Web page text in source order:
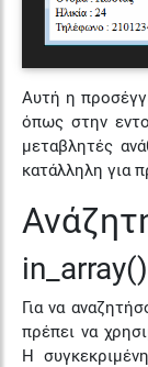
Αυτή η
όπως στην
μεταβλητές
κατάλληλη για
in_array()
Για να
πρέπει να
Η